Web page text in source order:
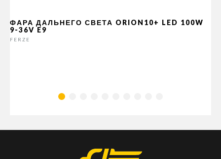
ФАРА ДАЛЬНЕГО СВЕТА ORION10+ LED 100W
9-36V E9
FERZE